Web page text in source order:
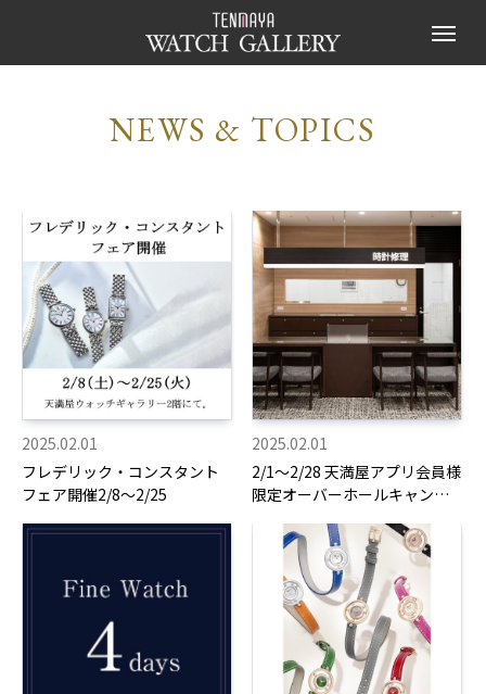
NEWS & TOPICS
2025.02.01
フレデリック・コンスタント
フェア開催2/8～2/25
2025.02.01
2/1～2/28 天満屋アプリ会員様
限定オーバーホールキャンペ